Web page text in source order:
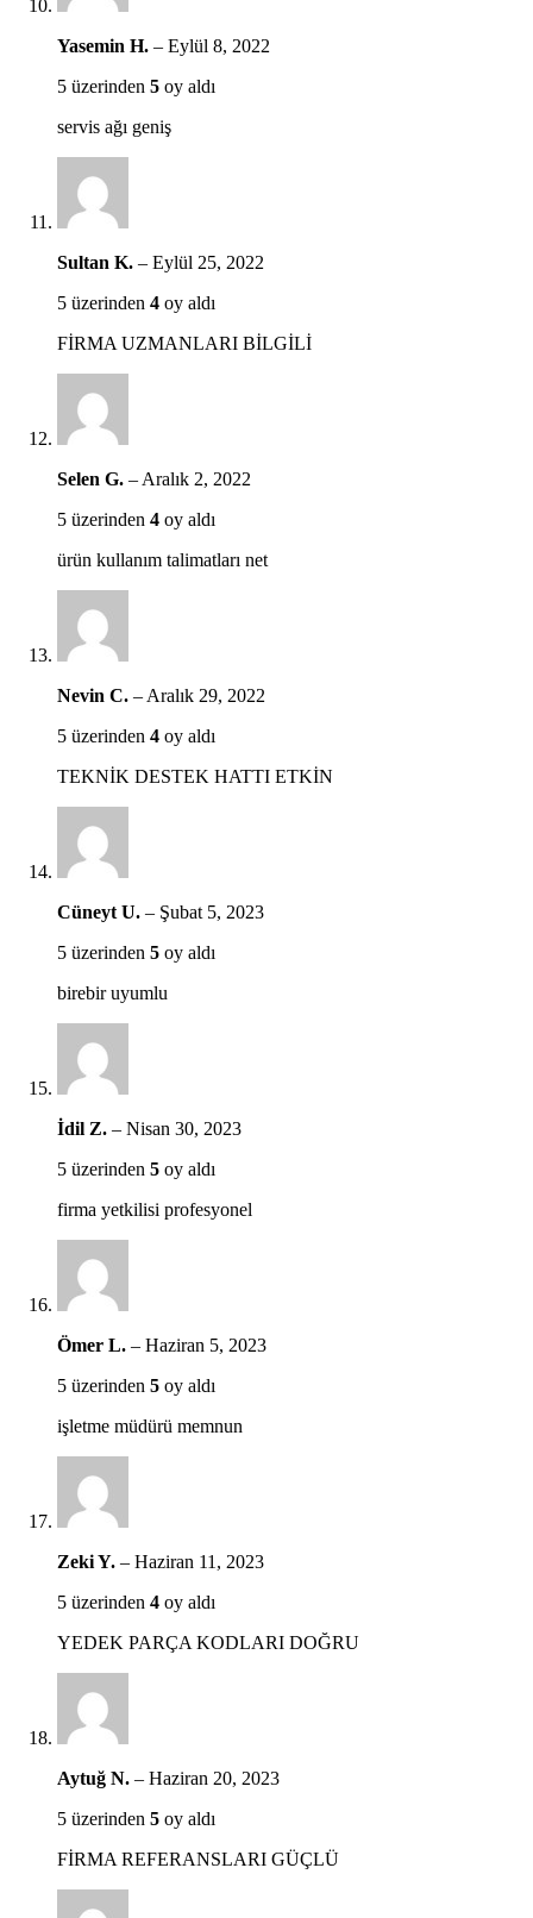
Yasemin H. – Eylül 8, 2022
5 üzerinden 5 oy aldı
servis ağı geniş
Sultan K. – Eylül 25, 2022
5 üzerinden 4 oy aldı
FİRMA UZMANLARI BİLGİLİ
Selen G. – Aralık 2, 2022
5 üzerinden 4 oy aldı
ürün kullanım talimatları net
Nevin C. – Aralık 29, 2022
5 üzerinden 4 oy aldı
TEKNİK DESTEK HATTI ETKİN
Cüneyt U. – Şubat 5, 2023
5 üzerinden 5 oy aldı
birebir uyumlu
İdil Z. – Nisan 30, 2023
5 üzerinden 5 oy aldı
firma yetkilisi profesyonel
Ömer L. – Haziran 5, 2023
5 üzerinden 5 oy aldı
işletme müdürü memnun
Zeki Y. – Haziran 11, 2023
5 üzerinden 4 oy aldı
YEDEK PARÇA KODLARI DOĞRU
Aytuğ N. – Haziran 20, 2023
5 üzerinden 5 oy aldı
FİRMA REFERANSLARI GÜÇLÜ